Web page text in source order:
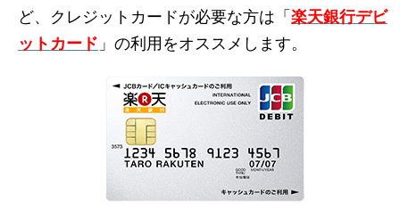
ど、クレジットカードが必要な方は「 楽天銀行デビ
ットカード 」の利用をオススメします。